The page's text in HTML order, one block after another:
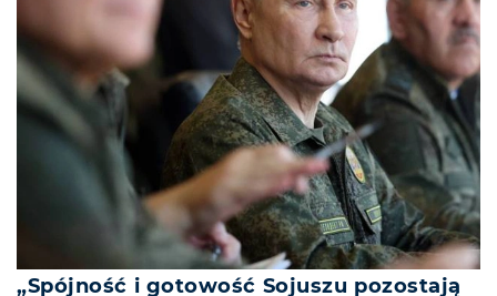
„Spójność i gotowość Sojuszu pozostają